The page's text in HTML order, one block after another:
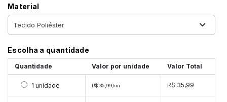
Material
Escolha a quantidade
Quantidade Valor por unidade Valor Total
Selecionar 1 unidade
1 unidade R$ 35,99/un R$ 35,99